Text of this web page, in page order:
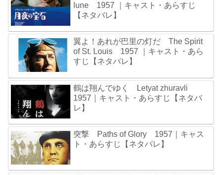
lune 1957 ｜キャスト・あらすじ
【ネタバレ】
翼よ！あれが巴里の灯だ The Spirit
of St. Louis 1957 ｜キャスト・あら
すじ【ネタバレ】
鶴は翔んでゆく Letyat zhuravli
1957｜キャスト・あらすじ【ネタバ
レ】
突撃 Paths of Glory 1957｜キャス
ト・あらすじ【ネタバレ】